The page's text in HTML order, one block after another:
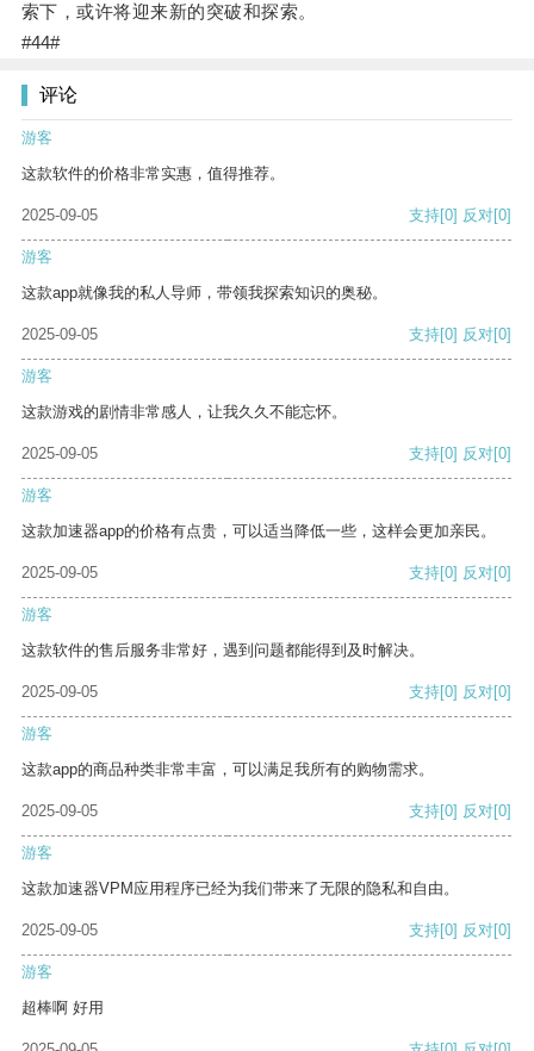
索下，或许将迎来新的突破和探索。
#44#
评论
游客
这款软件的价格非常实惠，值得推荐。
2025-09-05 支持[0] 反对[0]
游客
这款app就像我的私人导师，带领我探索知识的奥秘。
2025-09-05 支持[0] 反对[0]
游客
这款游戏的剧情非常感人，让我久久不能忘怀。
2025-09-05 支持[0] 反对[0]
游客
这款加速器app的价格有点贵，可以适当降低一些，这样会更加亲民。
2025-09-05 支持[0] 反对[0]
游客
这款软件的售后服务非常好，遇到问题都能得到及时解决。
2025-09-05 支持[0] 反对[0]
游客
这款app的商品种类非常丰富，可以满足我所有的购物需求。
2025-09-05 支持[0] 反对[0]
游客
这款加速器VPM应用程序已经为我们带来了无限的隐私和自由。
2025-09-05 支持[0] 反对[0]
游客
超棒啊 好用